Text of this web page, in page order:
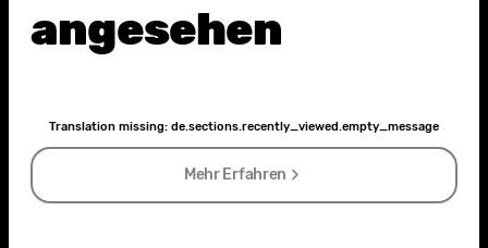
angesehen
Translation missing: de.sections.recently_viewed.empty_message
Mehr Erfahren